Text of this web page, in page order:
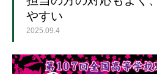
やすい
2025.09.4